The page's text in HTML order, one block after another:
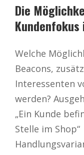
Die
Welche
Beacons,
Interessenten
werden?
„Ein Kunde
Stelle im